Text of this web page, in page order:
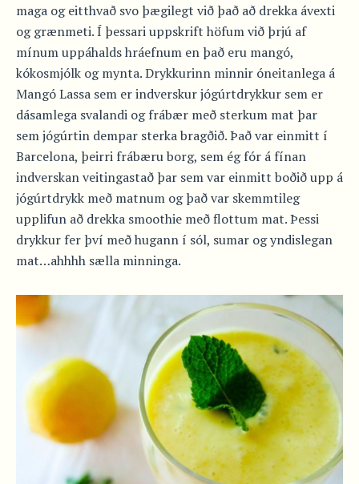
maga og eitthvað svo þægilegt við það að drekka ávexti
og grænmeti. Í þessari uppskrift höfum við þrjú af
mínum uppáhalds hráefnum en það eru mangó,
kókosmjólk og mynta. Drykkurinn minnir óneitanlega á
Mangó Lassa sem er indverskur jógúrtdrykkur sem er
dásamlega svalandi og frábær með sterkum mat þar
sem jógúrtin dempar sterka bragðið. Það var einmitt í
Barcelona, þeirri frábæru borg, sem ég fór á fínan
indverskan veitingastað þar sem var einmitt boðið upp á
jógúrtdrykk með matnum og það var skemmtileg
upplifun að drekka smoothie með flottum mat. Þessi
drykkur fer því með hugann í sól, sumar og yndislegan
mat…ahhhh sælla minninga.